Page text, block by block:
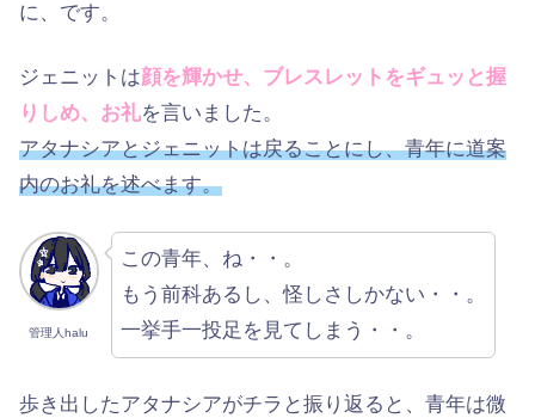
に、です。
ジェニットは顔を輝かせ、ブレスレットをギュッと握
りしめ、お礼を言いました。
アタナシアとジェニットは戻ることにし、青年に道案
内のお礼を述べます。
管理人halu
この青年、ね・・。
もう前科あるし、怪しさしかない・・。
一挙手一投足を見てしまう・・。
歩き出したアタナシアがチラと振り返ると、青年は微